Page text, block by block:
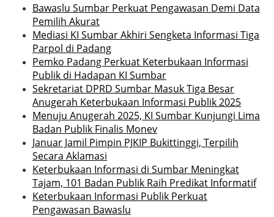
Bawaslu Sumbar Perkuat Pengawasan Demi Data
Pemilih Akurat
Mediasi KI Sumbar Akhiri Sengketa Informasi Tiga
Parpol di Padang
Pemko Padang Perkuat Keterbukaan Informasi
Publik di Hadapan KI Sumbar
Sekretariat DPRD Sumbar Masuk Tiga Besar
Anugerah Keterbukaan Informasi Publik 2025
Menuju Anugerah 2025, KI Sumbar Kunjungi Lima
Badan Publik Finalis Monev
Januar Jamil Pimpin PJKIP Bukittinggi, Terpilih
Secara Aklamasi
Keterbukaan Informasi di Sumbar Meningkat
Tajam, 101 Badan Publik Raih Predikat Informatif
Keterbukaan Informasi Publik Perkuat
Pengawasan Bawaslu